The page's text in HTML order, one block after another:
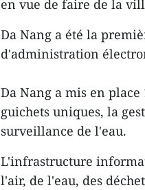
en vue de faire de la
Da Nang a été la
d'administration
Da Nang a mis en
guichets uniques, la
surveillance de l'eau.
L'infrastructure
l'air, de l'eau, des